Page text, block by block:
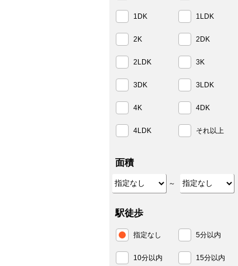
1DK 1LDK
2K 2DK
2LDK 3K
3DK 3LDK
4K 4DK
4LDK それ以上
面積
～
駅徒歩
指定なし 5分以内
10分以内 15分以内